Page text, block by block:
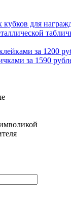
для
за 1200
за 1590